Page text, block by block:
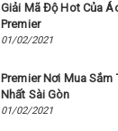
Giải Mã Độ Hot Của
Premier
01/02/2021
Premier Nơi Mua Sắm
Nhất Sài Gòn
01/02/2021